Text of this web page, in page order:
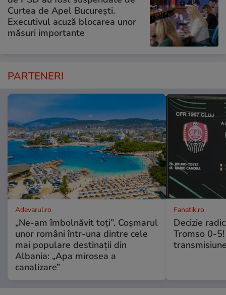
Curtea de Apel București.
Executivul acuză blocarea unor
măsuri importante
PARTENERI
Adevarul.ro
„Ne-am îmbolnăvit toți”. Coșmarul
unor români într-una dintre cele
mai populare destinații din
Albania: „Apa mirosea a
canalizare”
Fanatik.ro
Decizie
Tromso 0-